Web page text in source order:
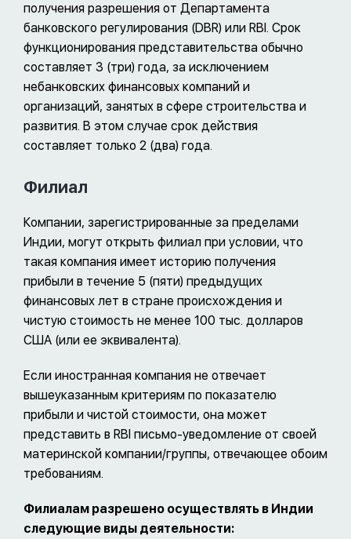
получения разрешения от Департамента
банковского регулирования (DBR) или RBI. Срок
функционирования представительства обычно
составляет 3 (три) года, за исключением
небанковских финансовых компаний и
организаций, занятых в сфере строительства и
развития. В этом случае срок действия
составляет только 2 (два) года.
Филиал
Компании, зарегистрированные за пределами
Индии, могут открыть филиал при условии, что
такая компания имеет историю получения
прибыли в течение 5 (пяти) предыдущих
финансовых лет в стране происхождения и
чистую стоимость не менее 100 тыс. долларов
США (или ее эквивалента).
Если иностранная компания не отвечает
вышеуказанным критериям по показателю
прибыли и чистой стоимости, она может
представить в RBI письмо-уведомление от своей
материнской компании/группы, отвечающее обоим
требованиям.
Филиалам разрешено осуществлять в Индии
следующие виды деятельности: